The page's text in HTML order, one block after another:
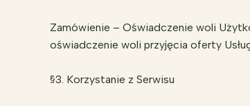
Zamówienie – Oświadczenie woli
oświadczenie woli przyjęcia oferty
§3. Korzystanie z Serwisu